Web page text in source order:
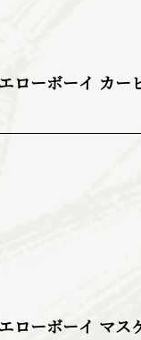
ローボーイ カ
ローボーイ マ